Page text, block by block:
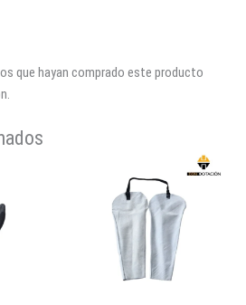
que hayan comprado este producto